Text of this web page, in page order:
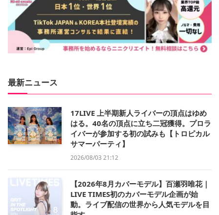
最新ニュース
17LIVE 上半期新人ライバーの頂点はゆめ
はる。40名の頂点に立ち二冠獲得。プロラ
イバーが参加する初の試みも【トロピカル
サマーパーティ】
2026/08/03 21:12
【2026年8月カバーモデル】百瀬羽唯花｜
LIVE TIMES初のカバーモデル企画が始
動。ライブ配信の世界から人気モデルを目